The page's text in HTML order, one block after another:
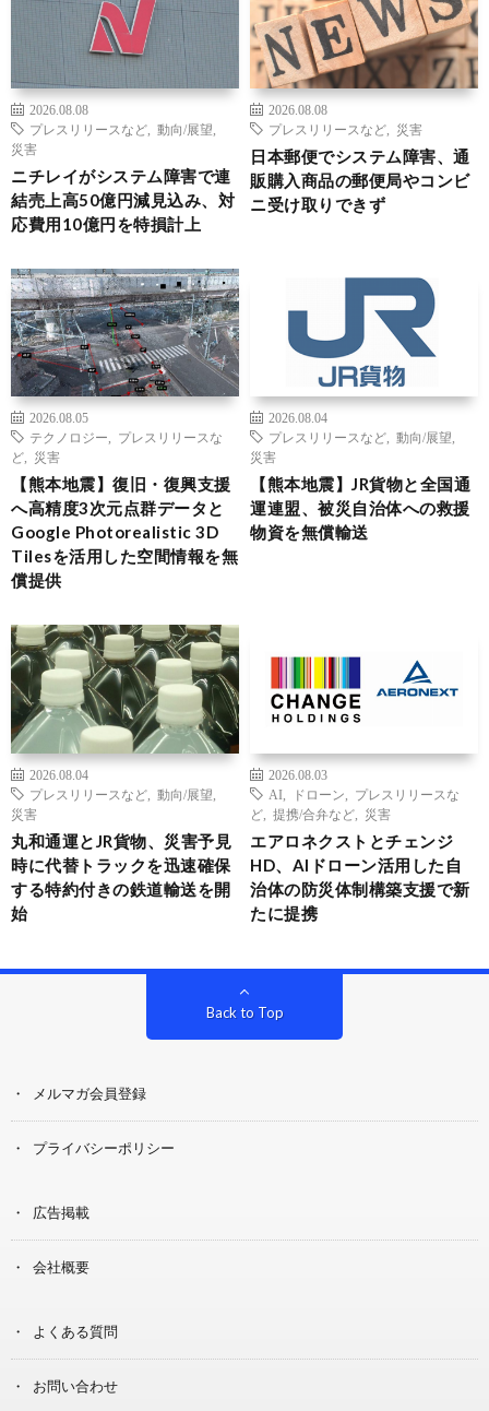
2026.08.08
プレスリリースなど
動向/展望
災害
ニチレイがシステム障害で連
結売上高50億円減見込み、対
応費用10億円を特損計上
2026.08.08
プレスリリースなど
災害
日本郵便でシステム障害、通
販購入商品の郵便局やコンビ
ニ受け取りできず
2026.08.05
テクノロジー
プレスリリースな
ど
災害
【熊本地震】復旧・復興支援
へ高精度3次元点群データと
Google Photorealistic 3D
Tilesを活用した空間情報を無
償提供
2026.08.04
プレスリリースなど
動向/展望
災害
【熊本地震】JR貨物と全国通
運連盟、被災自治体への救援
物資を無償輸送
2026.08.04
プレスリリースなど
動向/展望
災害
丸和通運とJR貨物、災害予見
時に代替トラックを迅速確保
する特約付きの鉄道輸送を開
始
2026.08.03
AI
ドローン
プレスリリースな
ど
提携/合弁など 災害
エアロネクストとチェンジ
HD、AIドローン活用した自
治体の防災体制構築支援で新
たに提携
Back to Top
メルマガ会員登録
プライバシーポリシー
広告掲載
会社概要
よくある質問
お問い合わせ